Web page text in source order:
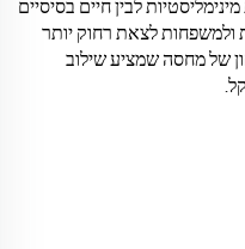
לבין חיים בסיסיים
ולמשפחות לצאת רחוק יותר
של מחסה שמציע שילוב